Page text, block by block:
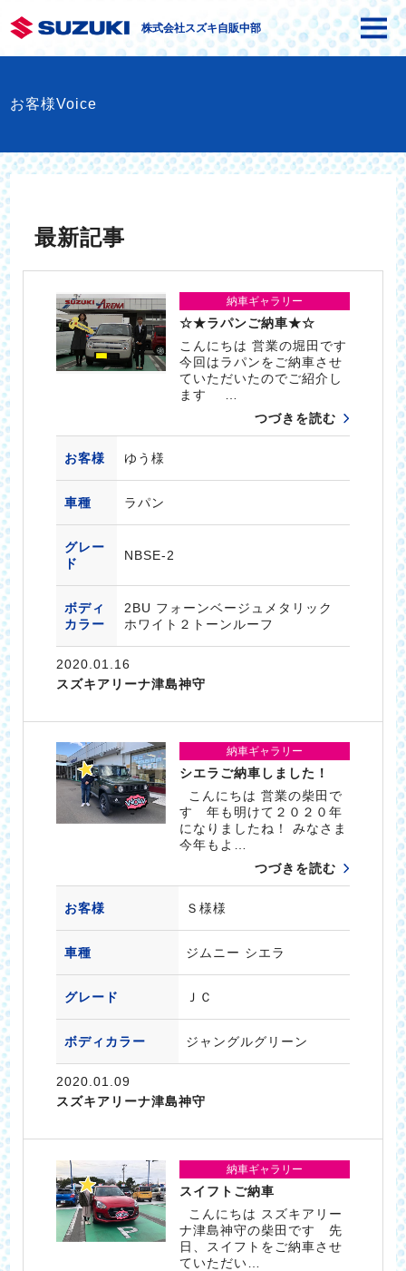
株式会社スズキ自販中部
お客様Voice
最新記事
納車ギャラリー
☆★ラパンご納車★☆
こんにちは 営業の堀田です
今回はラパンをご納車させ
ていただいたのでご紹介し
ます …
つづきを読む
お客様 ゆう様
車種 ラパン
グレー
ド
NBSE-2
ボディ
カラー
2BU フォーンベージュメタリック
ホワイト２トーンルーフ
2020.01.16
スズキアリーナ津島神守
納車ギャラリー
シエラご納車しました！
こんにちは 営業の柴田で
す 年も明けて２０２０年
になりましたね！ みなさま
今年もよ…
つづきを読む
お客様 Ｓ様様
車種 ジムニー シエラ
グレード ＪＣ
ボディカラー ジャングルグリーン
2020.01.09
スズキアリーナ津島神守
納車ギャラリー
スイフトご納車
こんにちは スズキアリー
ナ津島神守の柴田です 先
日、スイフトをご納車させ
ていただい…